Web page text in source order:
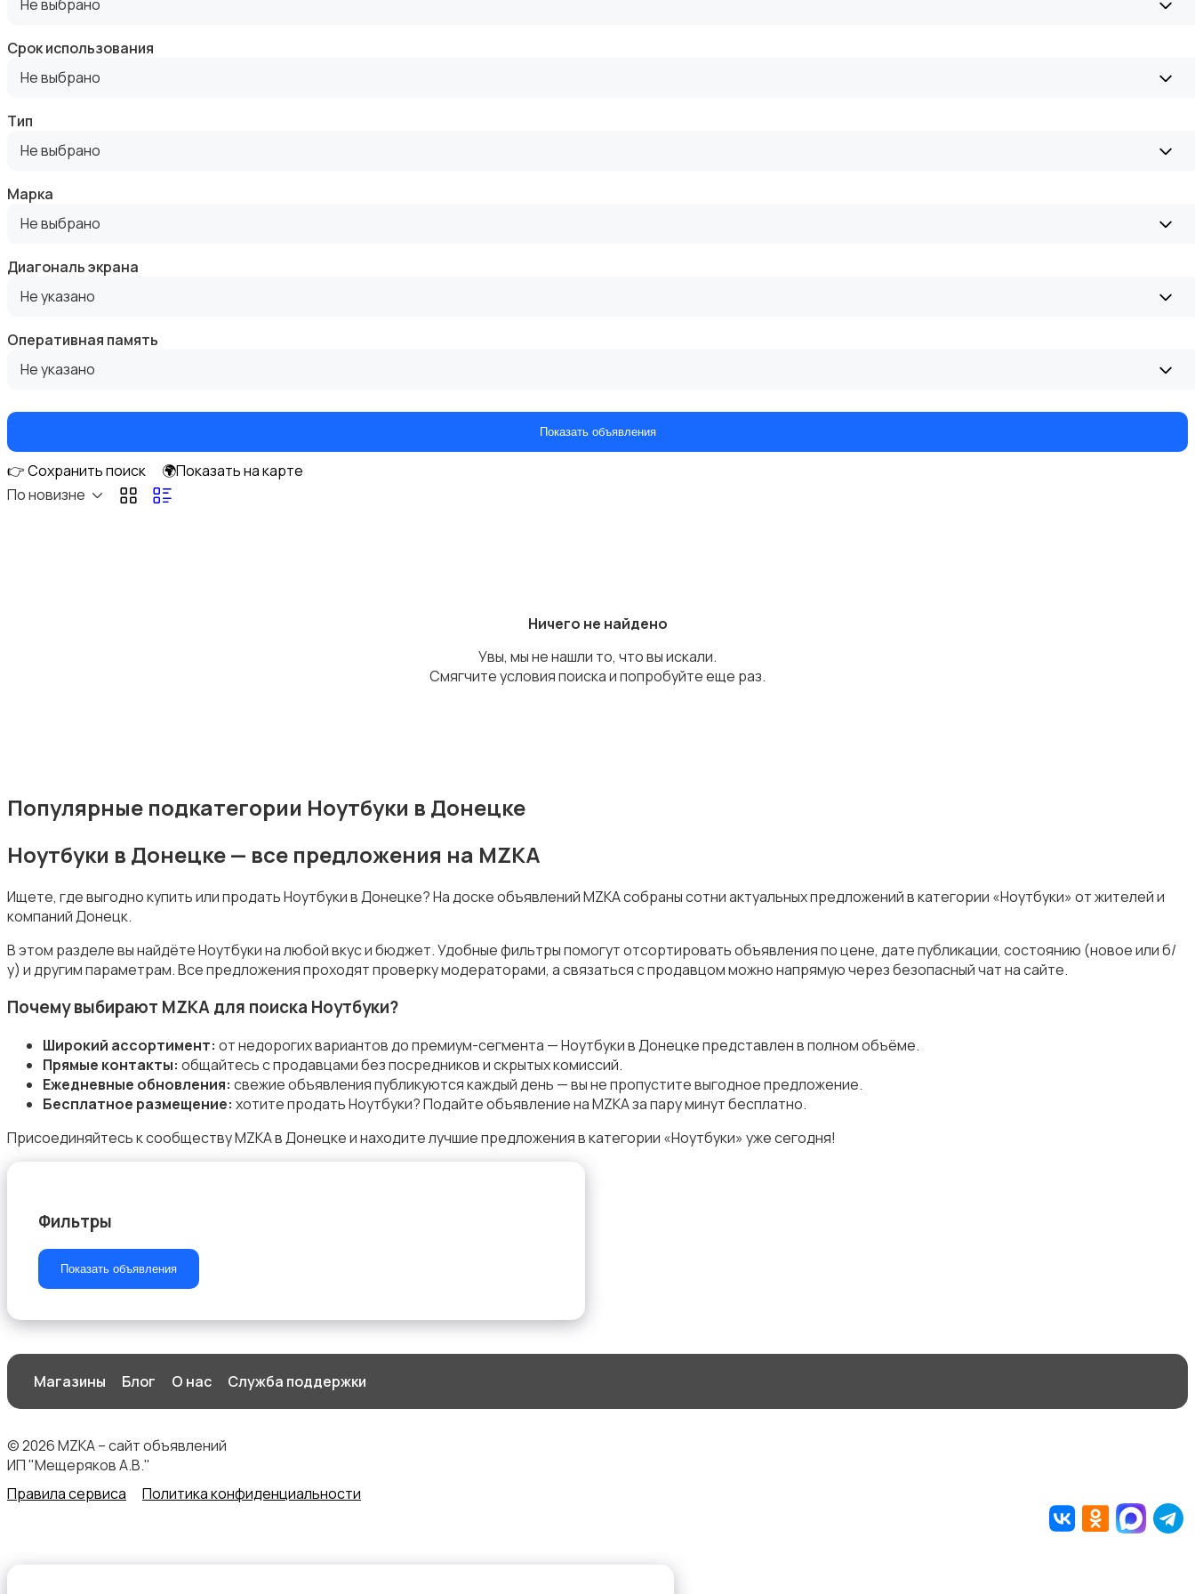
Оргтехника и расходники
Мультимедиа
Накопители данных и картридеры
Комплектующие и запчасти
Аксессуары
Не выбрано
Срок использования
Не выбрано
Тип
Не выбрано
Марка
Не выбрано
Диагональ экрана
Не указано
Оперативная память
Не указано
Показать объявления
👉 Сохранить поиск
🌍Показать на карте
По новизне
Ничего не найдено
Увы, мы не нашли то, что вы искали.
Смягчите условия поиска и попробуйте еще раз.
Популярные подкатегории Ноутбуки в Донецке
Ноутбуки в Донецке — все предложения на MZKA
Ищете, где выгодно купить или продать Ноутбуки в Донецке? На доске объявлений MZKA собраны сотни актуальных предложений в категории «Ноутбуки» от жителей и
компаний Донецк.
В этом разделе вы найдёте Ноутбуки на любой вкус и бюджет. Удобные фильтры помогут отсортировать объявления по цене, дате публикации, состоянию (новое или б/
у) и другим параметрам. Все предложения проходят проверку модераторами, а связаться с продавцом можно напрямую через безопасный чат на сайте.
Почему выбирают MZKA для поиска Ноутбуки?
Широкий ассортимент: от недорогих вариантов до премиум-сегмента — Ноутбуки в Донецке представлен в полном объёме.
Прямые контакты: общайтесь с продавцами без посредников и скрытых комиссий.
Ежедневные обновления: свежие объявления публикуются каждый день — вы не пропустите выгодное предложение.
Бесплатное размещение: хотите продать Ноутбуки? Подайте объявление на MZKA за пару минут бесплатно.
Присоединяйтесь к сообществу MZKA в Донецке и находите лучшие предложения в категории «Ноутбуки» уже сегодня!
Фильтры
Показать объявления
Магазины Блог О нас Служба поддержки
© 2026 MZKA – сайт объявлений
ИП "Мещеряков А.В."
Правила сервиса
Политика конфиденциальности